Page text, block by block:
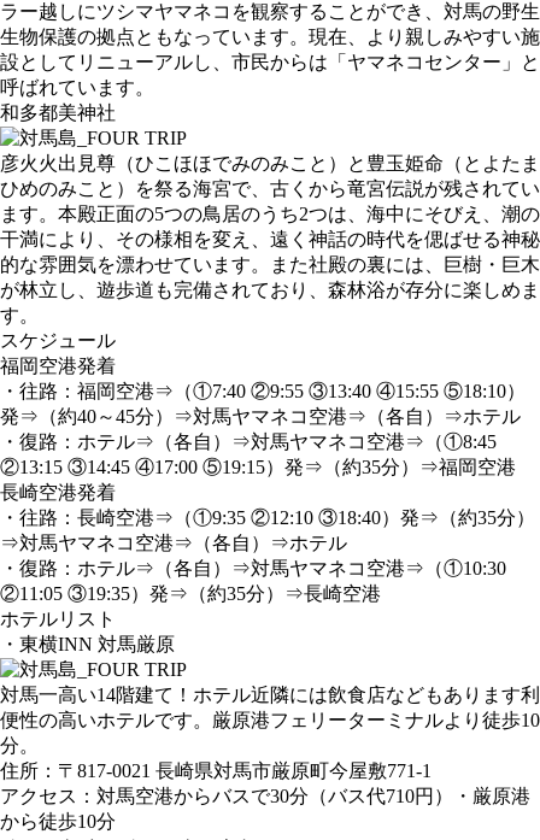
ラー越しにツシマヤマネコを観察することができ、対馬の野生
生物保護の拠点ともなっています。現在、より親しみやすい施
設としてリニューアルし、市民からは「ヤマネコセンター」と
呼ばれています。
和多都美神社
彦火火出見尊（ひこほほでみのみこと）と豊玉姫命（とよたま
ひめのみこと）を祭る海宮で、古くから竜宮伝説が残されてい
ます。本殿正面の5つの鳥居のうち2つは、海中にそびえ、潮の
干満により、その様相を変え、遠く神話の時代を偲ばせる神秘
的な雰囲気を漂わせています。また社殿の裏には、巨樹・巨木
が林立し、遊歩道も完備されており、森林浴が存分に楽しめま
す。
スケジュール
福岡空港発着
・往路：福岡空港⇒（①7:40 ②9:55 ③13:40 ④15:55 ⑤18:10）
発⇒（約40～45分）⇒対馬ヤマネコ空港⇒（各自）⇒ホテル
・復路：ホテル⇒（各自）⇒対馬ヤマネコ空港⇒（①8:45
②13:15 ③14:45 ④17:00 ⑤19:15）発⇒（約35分）⇒福岡空港
長崎空港発着
・往路：長崎空港⇒（①9:35 ②12:10 ③18:40）発⇒（約35分）
⇒対馬ヤマネコ空港⇒（各自）⇒ホテル
・復路：ホテル⇒（各自）⇒対馬ヤマネコ空港⇒（①10:30
②11:05 ③19:35）発⇒（約35分）⇒長崎空港
ホテルリスト
・東横INN 対馬厳原
対馬一高い14階建て！ホテル近隣には飲食店などもあります利
便性の高いホテルです。厳原港フェリーターミナルより徒歩10
分。
住所：〒817-0021 長崎県対馬市厳原町今屋敷771-1
アクセス：対馬空港からバスで30分（バス代710円）・厳原港
から徒歩10分